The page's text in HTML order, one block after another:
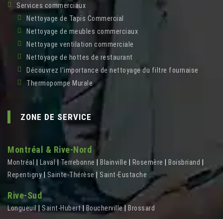
Services commerciaux
Nettoyage de Tapis Commercial
Nettoyage de meubles commerciaux
Nettoyage ventilation commerciale
Nettoyage de hottes de restaurant
Découvrez l’importance de nettoyage du filtre fournaise
Thermopompe Murale
ZONE DE SERVICE
Montréal & Rive-Nord
Montréal | Laval|Terrebonne | Blainville | Rosemère | Boisbriand |
Repentigny| Sainte-Thérèse | Saint-Eustache ...
Rive-Sud
Longueuil | Saint-Hubert |Boucherville| Brossard